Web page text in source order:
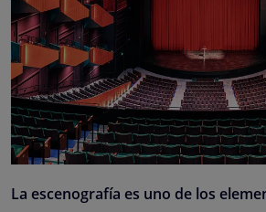
La escenografía es uno de los